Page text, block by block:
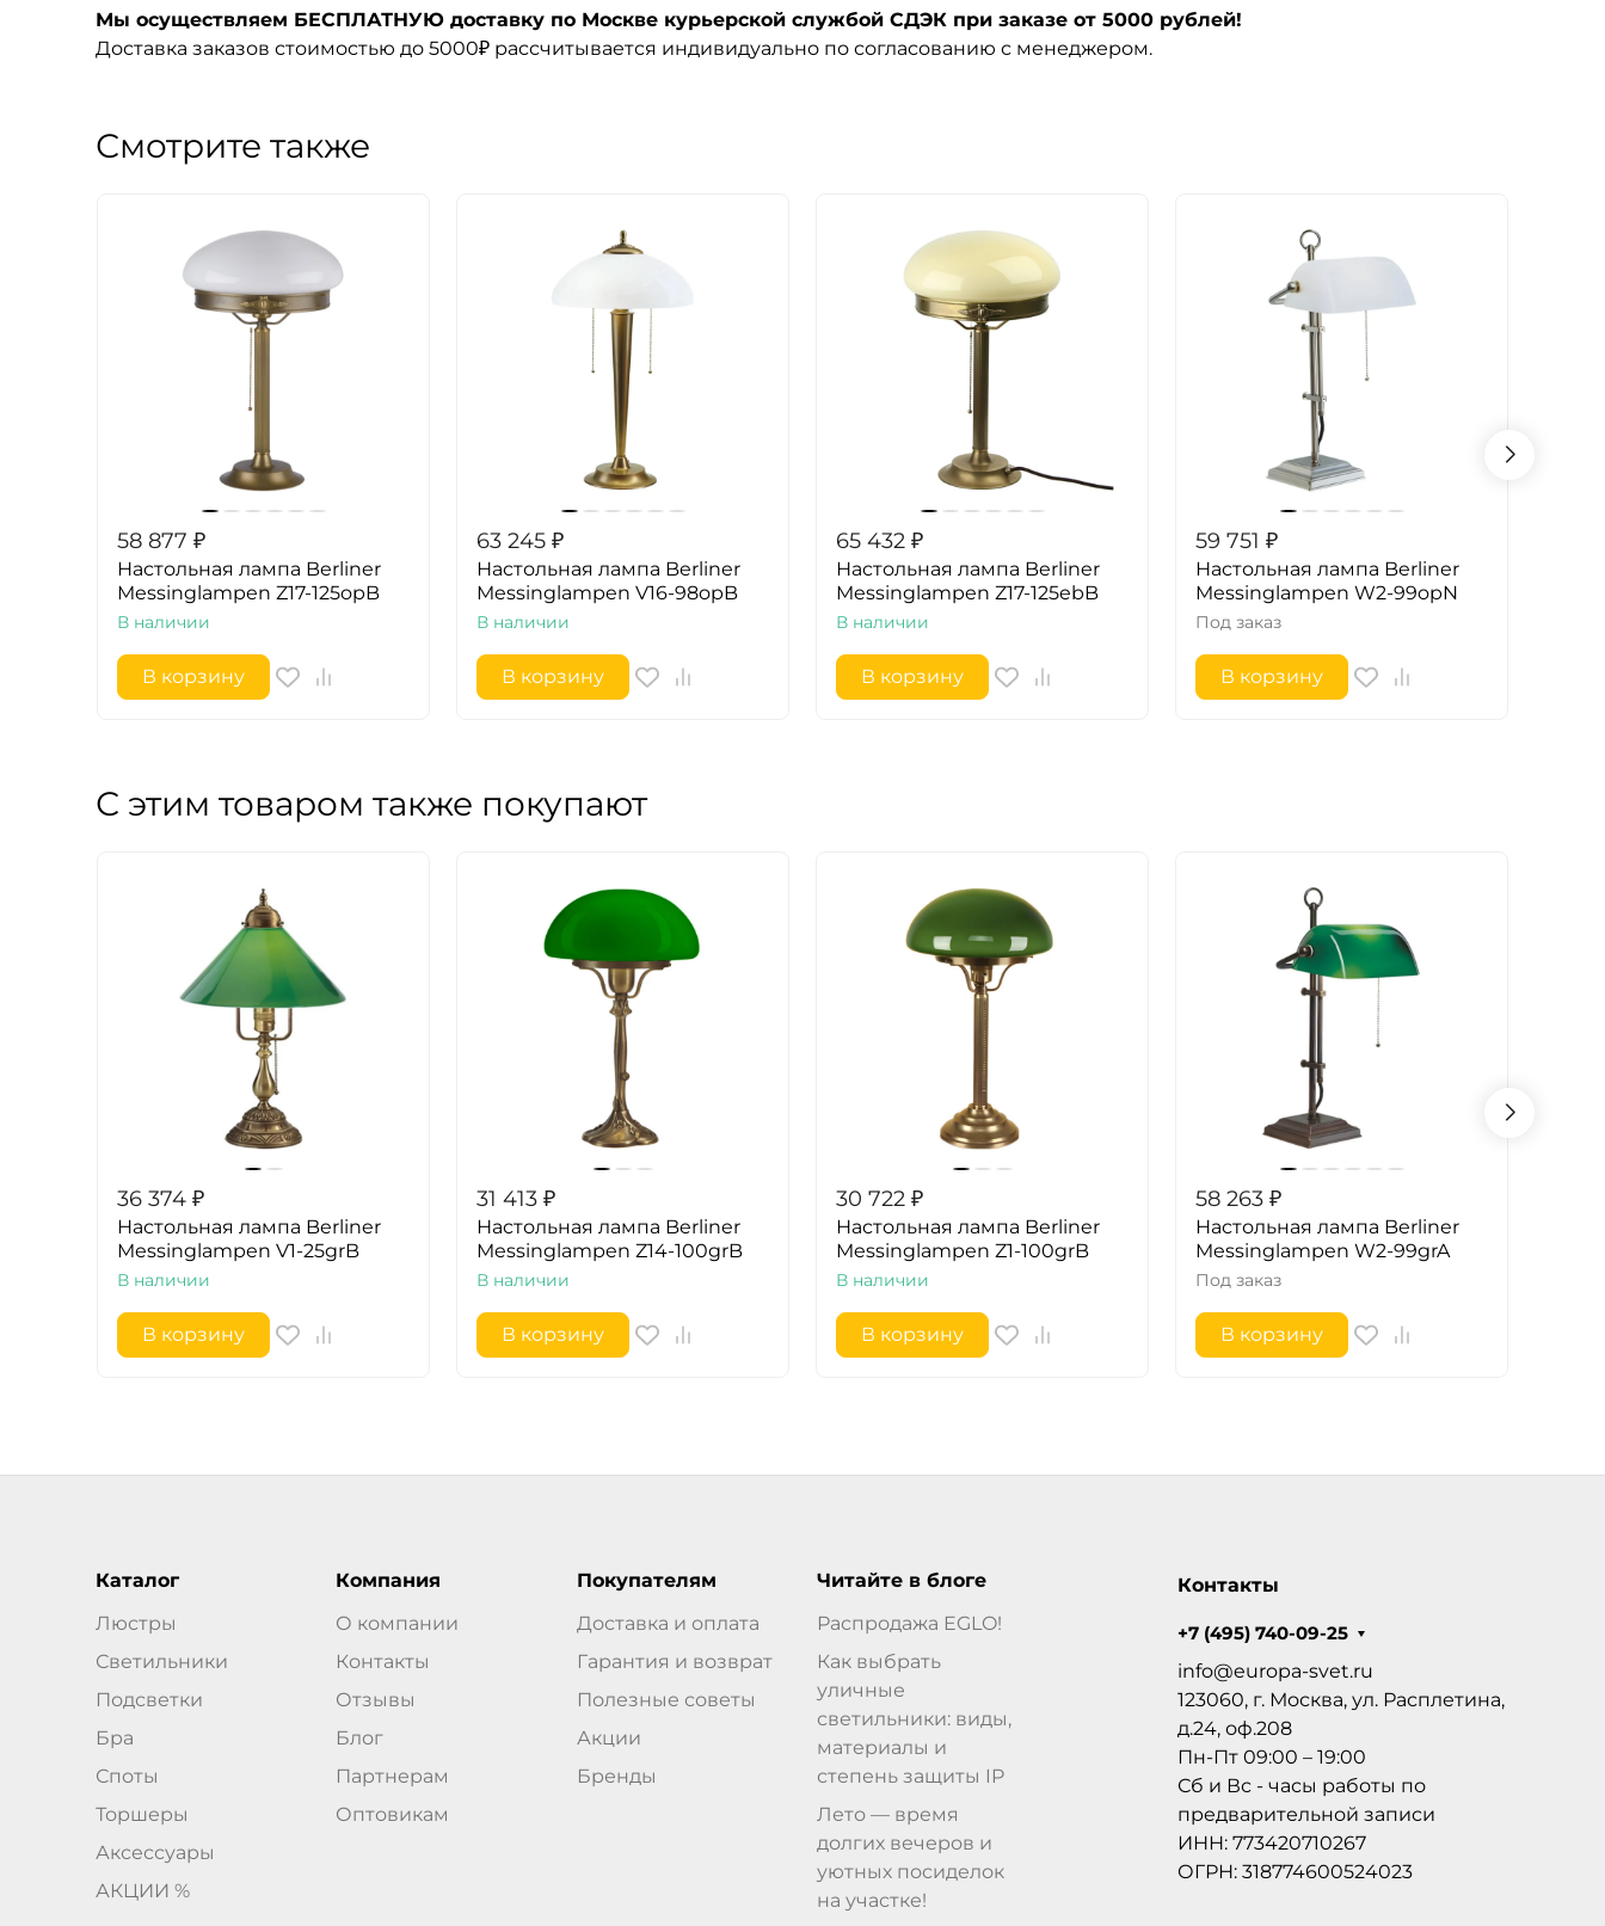
Мы осуществляем БЕСПЛАТНУЮ доставку по Москве курьерской службой СДЭК при заказе от 5000 рублей!
Доставка заказов стоимостью до 5000₽ рассчитывается индивидуально по согласованию с менеджером.
Смотрите также
58 877 ₽
Настольная лампа Berliner
Messinglampen Z17-125opB
В наличии
В корзину
63 245 ₽
Настольная лампа Berliner
Messinglampen V16-98opB
В наличии
В корзину
65 432 ₽
Настольная лампа Berliner
Messinglampen Z17-125ebB
В наличии
В корзину
59 751 ₽
Настольная лампа Berliner
Messinglampen W2-99opN
Под заказ
В корзину
С этим товаром также покупают
36 374 ₽
Настольная лампа Berliner
Messinglampen V1-25grB
В наличии
В корзину
31 413 ₽
Настольная лампа Berliner
Messinglampen Z14-100grB
В наличии
В корзину
30 722 ₽
Настольная лампа Berliner
Messinglampen Z1-100grB
В наличии
В корзину
58 263 ₽
Настольная лампа Berliner
Messinglampen W2-99grA
Под заказ
В корзину
Каталог
Люстры
Светильники
Подсветки
Бра
Споты
Торшеры
Аксессуары
АКЦИИ %
Компания
О компании
Контакты
Отзывы
Блог
Партнерам
Оптовикам
Покупателям
Доставка и оплата
Гарантия и возврат
Полезные советы
Акции
Бренды
Читайте в блоге
Распродажа EGLO!
Как выбрать
уличные
светильники: виды,
материалы и
степень защиты IP
Лето — время
долгих вечеров и
уютных посиделок
на участке!
Контакты
+7 (495) 740-09-25
info@europa-svet.ru
123060, г. Москва, ул. Расплетина,
д.24, оф.208
Пн-Пт 09:00 – 19:00
Сб и Вс - часы работы по
предварительной записи
ИНН: 773420710267
ОГРН: 318774600524023